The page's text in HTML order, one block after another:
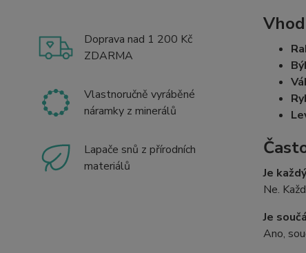
Doprava nad 1 200 Kč
ZDARMA
Vlastnoručně vyráběné
náramky z minerálů
Lapače snů z přírodních
materiálů
Je
Ne.
Je
Ano,